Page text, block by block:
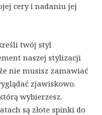
cery i nadaniu jej
twój styl
naszej stylizacji
nie musisz zamawiać
zjawiskowo.
wybierzesz.
są złote spinki do